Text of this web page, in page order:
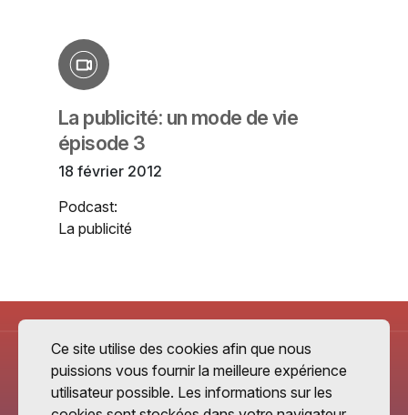
La publicité: un mode de vie
épisode 3
18 février 2012
Podcast:
La publicité
Ce site utilise des cookies afin que nous
puissions vous fournir la meilleure expérience
utilisateur possible. Les informations sur les